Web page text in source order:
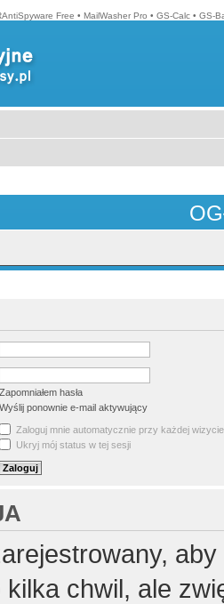
Free • MailWasher Pro • GS-Calc • GS-
Zapomniałem hasła
Wyślij ponownie e-mail aktywujący
Zaloguj mnie automatycznie przy każdej wizycie
Ukryj mój status w tej sesji
chwil, ale